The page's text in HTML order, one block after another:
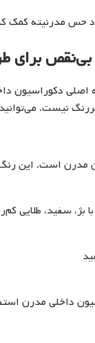
حس مدرنیته کمک
برای
اصلی
نیست.
است. این رنگ
سفید، طلایی
داخلی مدرن